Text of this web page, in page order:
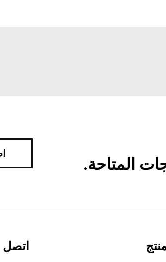
المتاحة.
اتصل